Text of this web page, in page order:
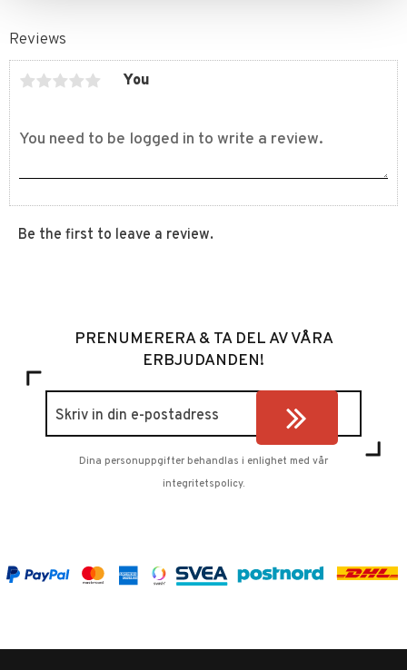
Reviews
You
Be the first to leave a review.
PRENUMERERA & TA DEL AV VÅRA
ERBJUDANDEN!
Dina personuppgifter behandlas i enlighet med vår
integritetspolicy.